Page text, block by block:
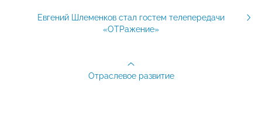
Евгений Шлеменков стал гостем телепередачи
«ОТРажение»
Отраслевое развитие